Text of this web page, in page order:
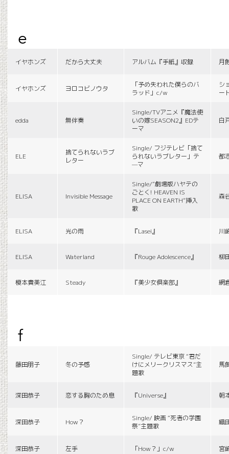
e
イヤホンズ だから大丈夫 アルバム『手紙』収録 月
イヤホンズ ヨロコビノウタ
「予め失われた僕らのバ
ラッド」c/w
シ
ー
edda 無伴奏
Single/TVアニメ『魔法使
いの嫁SEASON2』EDテ
ーマ
白
ELE
捨てられないラブ
レター
Single/ フジテレビ「捨て
られないラブレター」テ
—マ
都
ELISA Invisible Message
Single/“劇場版ハヤテの
ごとく! HEAVEN IS
PLACE ON EARTH”挿入
歌
森
ELISA 光の雨 『Lasei』 川
ELISA Waterland 『Rouge Adolescence』 柳
榎本貴美江 Steady 『美少女倶楽部』 網
f
藤田朋子 冬の予感
Single/ テレビ東京 “君だ
けにメリークリスマス”主
題歌
馬
深田恭子 恋する胸のため息 『Universe』 朝
深田恭子 How？
Single/ 映画 “死者の学園
祭”主題歌
織
深田恭子 左手 「How？」c/w 宮